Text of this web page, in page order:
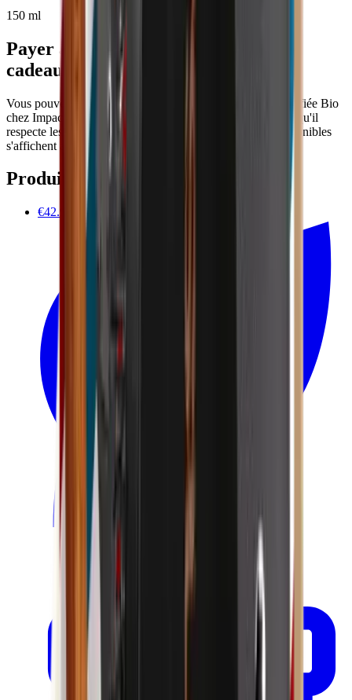
150 ml
Payer avec Ecochèques et Chèques-
cadeaux
Vous pouvez payer Crème de rasage Homme 150ml - Certifiée Bio
chez Impactedd avec Ecochèques et Chèques-cadeaux lorsqu'il
respecte les conditions de votre émetteur. Les chèques disponibles
s'affichent automatiquement au paiement.
Produits associés
€42.90